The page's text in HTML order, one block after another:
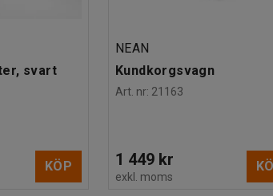
svart
KÖP
NEAN
Kundkorgsvagn
Art. nr: 21163
1 449 kr
exkl. moms